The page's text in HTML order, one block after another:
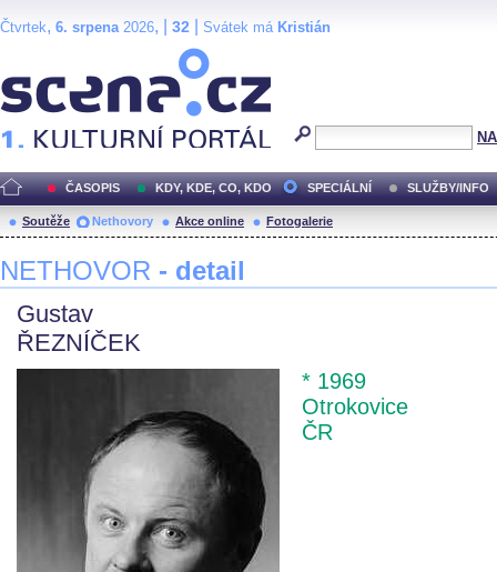
Čtvrtek, 6. srpena2026, | 32 Svátek má Kristián
ČASOPIS KDY, KDE, CO, KDO SPECIÁLNÍ SLUŽBY/INFO
Soutěže Nethovory Akce online Fotogalerie
NETHOVOR - detail
Gustav
ŘEZNÍČEK
* 1969
Otrokovice
ČR